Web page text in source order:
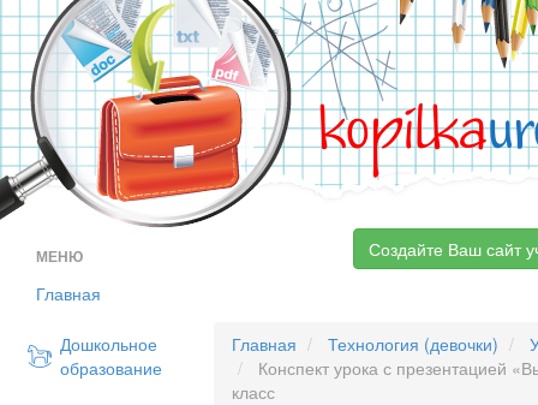
kopilka
МЕНЮ
Главная
Дошкольное
образование
Создайте Ваш сайт
Главная Технология (девочки)
Конспект урока с презентацией
класс